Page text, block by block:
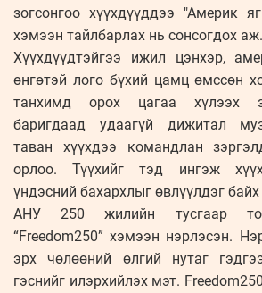
зогсонгоо хүүхдүүддээ "Америк
хэмээн тайлбарлах нь сонсогдох аж.
Хүүхдүүдтэйгээ ижил цэнхэр,
өнгөтэй лого бүхий цамц өмссөн
танхимд орох цагаа хүлээх
баригдаад удаагүй дижитал
таван хүүхдээ командлан
орлоо. Түүхийг тэд ингэж
үндэсний бахархлыг өвлүүлдэг байх
АНУ 250 жилийн тусгаар
“Freedom250” хэмээн нэрлэсэн.
эрх чөлөөний өлгий нутаг
гэснийг илэрхийлэх мэт.